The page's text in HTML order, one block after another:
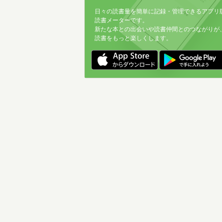
日々の読書量を簡単に記録・管理できるアプリ
読書メーターです。
新たな本との出会いや読書仲間とのつながりが
読書をもっと楽しくします。